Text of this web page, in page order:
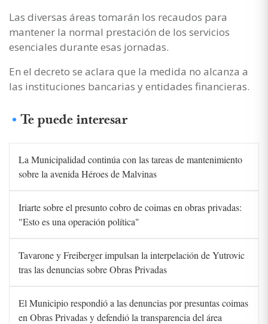
Las diversas áreas tomarán los recaudos para
mantener la normal prestación de los servicios
esenciales durante esas jornadas.
En el decreto se aclara que la medida no alcanza a
las instituciones bancarias y entidades financieras.
Te puede interesar
La Municipalidad continúa con las tareas de mantenimiento
sobre la avenida Héroes de Malvinas
Iriarte sobre el presunto cobro de coimas en obras privadas:
"Esto es una operación política"
Tavarone y Freiberger impulsan la interpelación de Yutrovic
tras las denuncias sobre Obras Privadas
El Municipio respondió a las denuncias por presuntas coimas
en Obras Privadas y defendió la transparencia del área